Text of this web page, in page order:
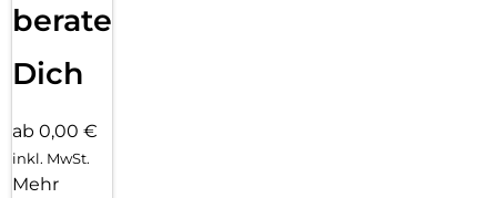
beraten
Dich
ab 0,00 €
inkl. MwSt.
Mehr